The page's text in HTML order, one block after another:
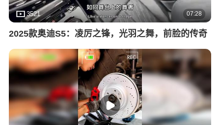
3521 07:28
2025款奥迪S5：凌厉之锋，光羽之舞，前脸的传奇